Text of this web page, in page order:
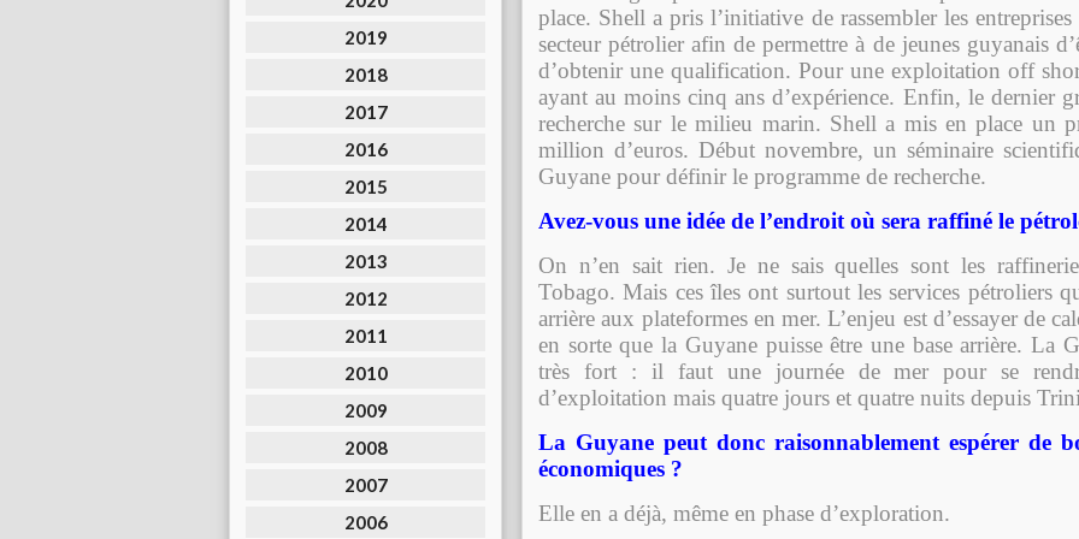
2019
2018
2017
2016
2015
2014
2013
2012
2011
2010
2009
2008
2007
2006
place. Shell a pris l’initiative de rassembler les entreprises
secteur pétrolier afin de permettre à de jeunes guyanais
d’obtenir une qualification. Pour une exploitation off
ayant au moins cinq ans d’expérience. Enfin, le dernier
recherche sur le milieu marin. Shell a mis en place un
million d’euros. Début novembre, un séminaire
Guyane pour définir le programme de recherche.
Avez-vous une idée de l’endroit où sera raffiné le
On n’en sait rien. Je ne sais quelles sont les
Tobago. Mais ces îles ont surtout les services pétroliers
arrière aux plateformes en mer. L’enjeu est d’essayer de
en sorte que la Guyane puisse être une base arrière. La
très fort : il faut une journée de mer pour se
d’exploitation mais quatre jours et quatre nuits depuis
La Guyane peut donc raisonnablement espérer de
économiques ?
Elle en a déjà, même en phase d’exploration.